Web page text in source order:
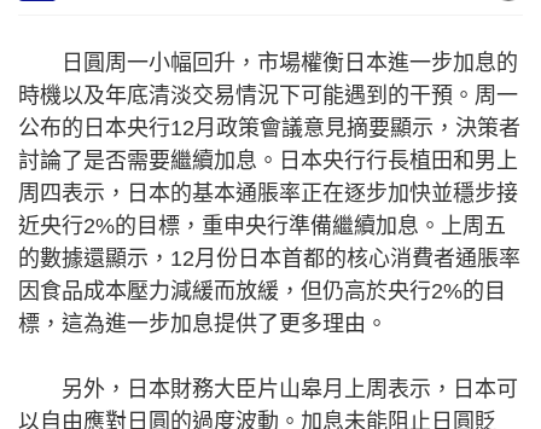
日圓周一小幅回升，市場權衡日本進一步加息的
時機以及年底清淡交易情況下可能遇到的干預。周一
公布的日本央行12月政策會議意見摘要顯示，決策者
討論了是否需要繼續加息。日本央行行長植田和男上
周四表示，日本的基本通脹率正在逐步加快並穩步接
近央行2%的目標，重申央行準備繼續加息。上周五
的數據還顯示，12月份日本首都的核心消費者通脹率
因食品成本壓力減緩而放緩，但仍高於央行2%的目
標，這為進一步加息提供了更多理由。
另外，日本財務大臣片山皋月上周表示，日本可
以自由應對日圓的過度波動。加息未能阻止日圓貶